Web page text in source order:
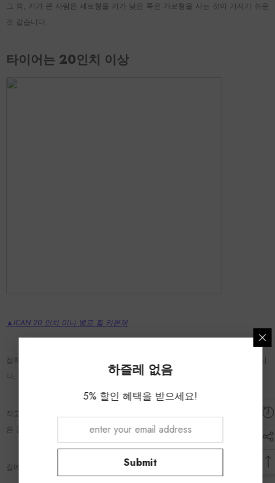
그 외, 키가 큰 사람은 세로형을 키가 낮은 쪽은 가로형을 사는 것이 가지기 쉬운
것 같습니다.
타이어는 20인치 이상
▲ICAN 20 인치 미니 벨로 휠 카본제
접히는 자전거는 작을수록 좋습니다만, 타이어는 20 인치 이상의 것을 추천합니
다.
작고 가벼운 것을 파악하면 8인치라든지 10인치의 자전거에 다가갑니다만, 저것
은 공원 등을 달리기 위한 자전거라고 생각하는 것이 좋습니다.
길에 있는 단차를 극복할 수 없고, 앞바퀴를 중심으로 앞쪽으로 넘어집니다.
하즐레 없음
5% 할인 혜택을 받으세요!
Submit